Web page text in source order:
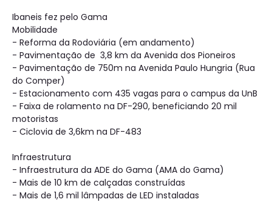
Ibaneis fez pelo Gama
Mobilidade
- Reforma da Rodoviária (em andamento)
- Pavimentação de 3,8 km da Avenida dos Pioneiros
- Pavimentação de 750m na Avenida Paulo Hungria (Rua
do Comper)
- Estacionamento com 435 vagas para o campus da UnB
- Faixa de rolamento na DF-290, beneficiando 20 mil
motoristas
- Ciclovia de 3,6km na DF-483
Infraestrutura
- Infraestrutura da ADE do Gama (AMA do Gama)
- Mais de 10 km de calçadas construídas
- Mais de 1,6 mil lâmpadas de LED instaladas